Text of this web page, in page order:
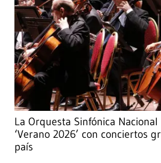
La Orquesta Sinfónica
‘Verano 2026’ con conciertos
país